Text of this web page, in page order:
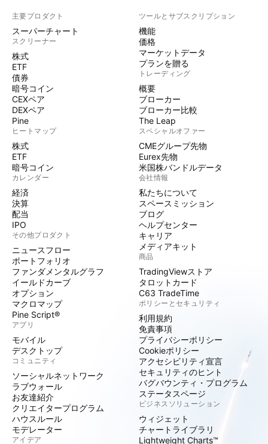
主要プロダクト
スーパーチャート
スクリーナー
株式
ETF
債券
暗号コイン
CEXペア
DEXペア
Pine
ヒートマップ
株式
ETF
暗号コイン
カレンダー
経済
決算
配当
IPO
その他プロダクト
ニュースフロー
ポートフォリオ
ファンダメンタルグラフ
イールドカーブ
オプション
マクロマップ
Pine Script®
アプリ
モバイル
デスクトップ
コミュニティ
ソーシャルネットワーク
ラブウォール
お友達紹介
クリエイタープログラム
ハウスルール
モデレーター
アイデア
ツールとサブスクリプション
機能
価格
マーケットデータ
プランを贈る
トレーディング
概要
ブローカー
ブローカー比較
The Leap
スペシャルオファー
CMEグループ先物
Eurex先物
米国株バンドルデータ
会社情報
私たちについて
スペースミッション
ブログ
ヘルプセンター
キャリア
メディアキット
商品
TradingViewストア
タロットカード
C63 TradeTime
ポリシーとセキュリティ
利用規約
免責事項
プライバシーポリシー
Cookieポリシー
アクセシビリティ宣言
セキュリティのヒント
バグバウンティ・プログラム
ステータスページ
ビジネスソリューション
ウィジェット
チャートライブラリ
Lightweight Charts™